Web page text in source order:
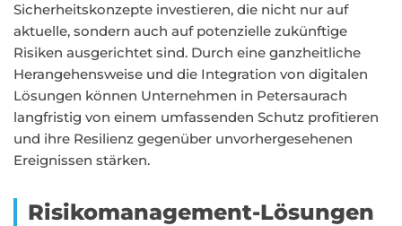
Sicherheitskonzepte investieren, die nicht nur auf
aktuelle, sondern auch auf potenzielle zukünftige
Risiken ausgerichtet sind. Durch eine ganzheitliche
Herangehensweise und die Integration von digitalen
Lösungen können Unternehmen in Petersaurach
langfristig von einem umfassenden Schutz profitieren
und ihre Resilienz gegenüber unvorhergesehenen
Ereignissen stärken.
Risikomanagement-Lösungen